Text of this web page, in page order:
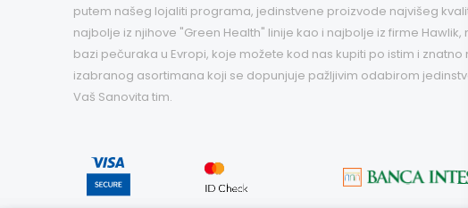
putem našeg lojaliti programa, jedinstvene proizvode najvišeg
najbolje iz njihove "Green Health" linije kao i najbolje iz firme
bazi pečuraka u Evropi, koje možete kod nas kupiti po istim i znatno
izabranog asortimana koji se dopunjuje pažljivim odabirom
Vaš Sanovita tim.